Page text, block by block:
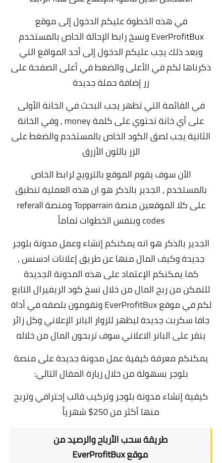
في هذه الخطوة عليكم الدخول إلى موقع
EverProfitBux ونسخ رابط الإحالة الخاص بالمستخدم
وبعد ذلك يجب عليكم الدخول إلى أحد المواقع التي
ذكرناها لكم في الأعلى والضغط في أعلى الصفحة على
زر إضافة حملة جديدة
في القائمة التي تظهر يجب البحث في الخانة الأولى
على أي خانة تحتوي على كلمة money , وفي الخانة
الثانية يجب لصق الكود الخاص بالمستخدم والضغط على
الزر باللون الأزرق
الآن سوف يقوم الموقع بالترويج لرابط الخاص
بالمستخدم , الجدير بالذكر هو ان هذه العملية تنطبق
على كلا الموقعين منصة Topparrain ومنصة referall
codes وبنفس الخطوات تماماً
الجدير بالذكر هو انه يمكنكم إنشاء وعمل مدونة بلوجر
جديدة وكيف المال منها عن طريق إعلانات ادسنس ,
كما يمكنكم الإعتماد على هذه المدونة الجديدة
للتمكن من ربح المال من خلال نسخ كود الريفيرال التابع
لكم في موقع EverProfitBux وتقومون بلصقه في أداة
جافا سكربت جديدة ليظهر للزوار البانر الإعلاني وكل زائر
ينقر على البانر الاعلاني سوف تربحون المال من خلاله
يمكنكم معرفة كيفية عمل مدونة جديدة على منصة
بلوجر بسهولة من خلال زيارة المقال التالي:
كيفية إنشاء مدونة بلوجر وتركيب قالب إحترافي وتربح
منها أكثر من 250$ شهرياً
طريقة سحب الأرباح والرصيد من
موقع EverProfitBux